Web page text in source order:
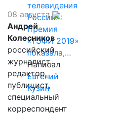
телевидения
России»:
Премия
«ТЭФИ 2019»
показала,…
Написал
Евгений
Кузин
08 августа
Андрей
Колесников
российский
журналист,
редактор,
публицист,
специальный
корреспондент